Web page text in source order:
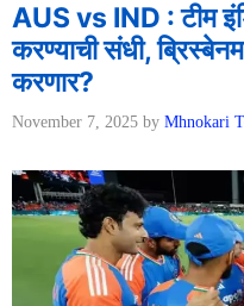
AUS vs IND : टीम
करण्याची संधी,
करणार?
November 7, 2025 by Mhnokari